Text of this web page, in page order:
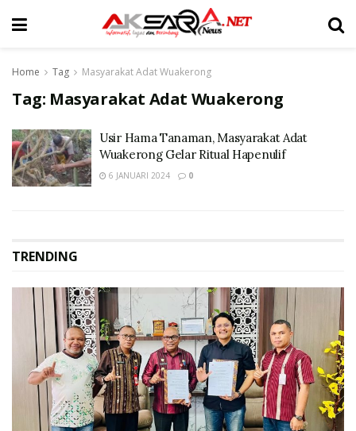
Home Tag Masyarakat Adat Wuakerong
Tag: Masyarakat Adat Wuakerong
Usir Hama Tanaman, Masyarakat Adat
Wuakerong Gelar Ritual Hapenulif
6 JANUARI 2024 0
TRENDING